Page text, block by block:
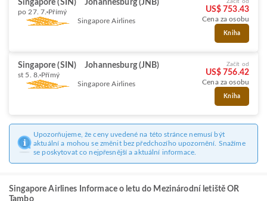
Singapore (SIN) Johannesburg (JNB)
po 27. 7. Přímý
Singapore Airlines
Začít od
US$ 753.43
Cena za osobu
Kniha
Singapore (SIN) Johannesburg (JNB)
st 5. 8. Přímý
Singapore Airlines
Začít od
US$ 756.42
Cena za osobu
Kniha
Upozorňujeme, že ceny uvedené na této stránce nemusí být
aktuální a mohou se změnit bez předchozího upozornění. Snažíme
se poskytovat co nejpřesnější a aktuální informace.
Singapore Airlines Informace o letu do Mezinárodní letiště OR
Tambo